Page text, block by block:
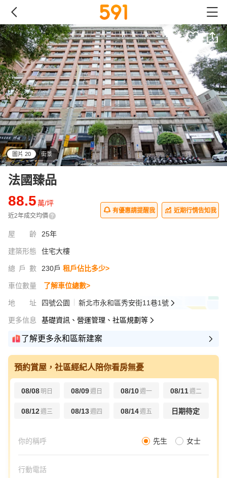
圖片 20 街景
法國臻品
88.5萬/坪
近2年成交均價
有優惠請提醒我 近期行情告知我
屋齡 25年
建築形態 住宅大樓
總戶數 230戶 租戶佔比多少>
車位數量 了解車位總數>
地址 四號公園 新北市永和區秀安街11巷1號
更多信息 基礎資訊、營運管理、社區規劃等
了解更多永和區新建案
預約賞屋，社區經紀人陪你看房無憂
08/08 明日 08/09週日 08/10週一 08/11週二
08/12週三 08/13週四 08/14週五 日期待定
先生 女士